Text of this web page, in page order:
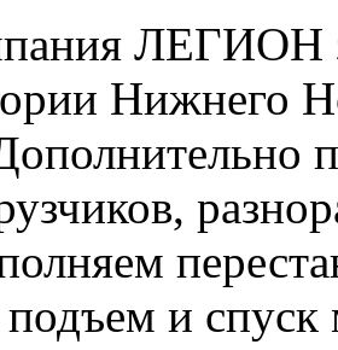
ЛЕГИОН
Нижнего
подъем и спуск